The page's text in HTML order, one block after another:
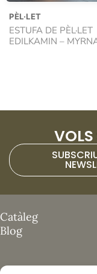
PÈL·LET
ESTUFA DE PÈL·LET
EDILKAMIN –
Catàleg
Blog